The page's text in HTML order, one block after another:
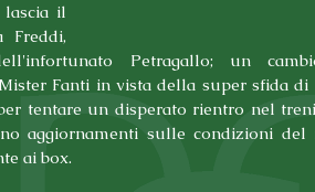
lascia il
Petragallo; un
Fanti in vista della super sfida
tentare un disperato rientro nel
aggiornamenti sulle condizioni
ai box.